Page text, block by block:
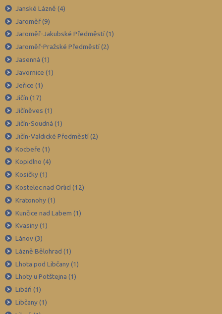
Přerov (115)
Příbram (105)
Rakovník (46)
Rokycany (33)
Semily (68)
Sokolov (52)
Strakonice (65)
Svitavy (105)
Tábor (88)
Tachov (41)
Teplice (76)
Trutnov (106)
Třebíč (98)
Uherské Hradiště (134)
Ústí nad Labem (74)
Ústí nad Orlicí (135)
Vsetín (132)
Vyškov (72)
Zlín (161)
Janské Lázně (4)
Jaroměř (9)
Jaroměř-Jakubské Předměstí (1)
Jaroměř-Pražské Předměstí (2)
Jasenná (1)
Javornice (1)
Jeřice (1)
Jičín (17)
Jičíněves (1)
Jičín-Soudná (1)
Jičín-Valdické Předměstí (2)
Kocbeře (1)
Kopidlno (4)
Kosičky (1)
Kostelec nad Orlicí (12)
Kratonohy (1)
Kunčice nad Labem (1)
Kvasiny (1)
Lánov (3)
Lázně Bělohrad (1)
Lhota pod Libčany (1)
Lhoty u Potštejna (1)
Libáň (1)
Libčany (1)